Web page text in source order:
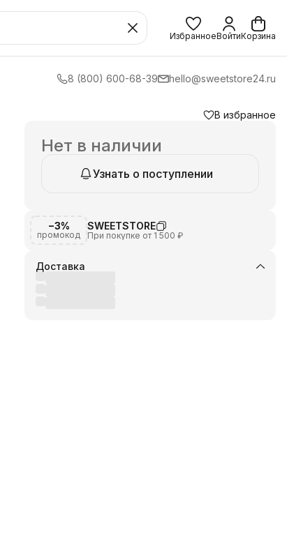
ИзбранноеВойтиКорзина
8 (800) 600-68-39 hello@sweetstore24.ru
В избранное
Нет в наличии
Узнать о поступлении
−3%
промокод
SWEETSTORE
При покупке от 1 500 ₽
Доставка